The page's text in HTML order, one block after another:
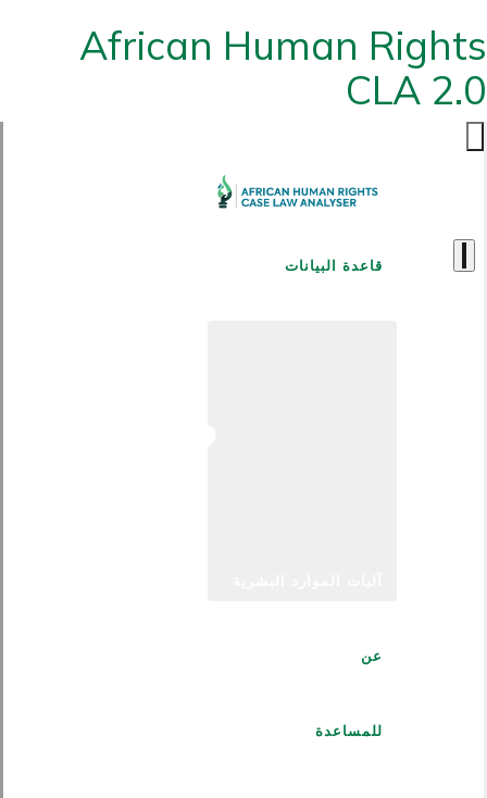
African Human Rights
CLA 2.0
قاعدة البيانات
عن
للمساعدة